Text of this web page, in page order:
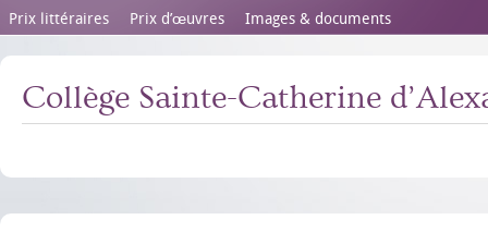
Prix littéraires Prix d’œuvres Images & documents
Collège Sainte-Catherine